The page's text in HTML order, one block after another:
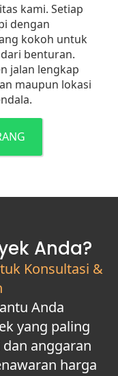
kami. Setiap
dengan
kokoh untuk
benturan.
jalan lengkap
maupun lokasi
Anda?
Konsultasi &
Anda
yang paling
anggaran
harga